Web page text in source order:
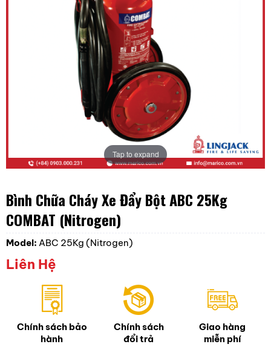
Tap to expand
Bình Chữa Cháy Xe Đẩy Bột ABC 25Kg
COMBAT (Nitrogen)
Model: ABC 25Kg (Nitrogen)
Liên Hệ
Chính sách bảo
hành
Chính sách
đổi trả
Giao hàng
miễn phí